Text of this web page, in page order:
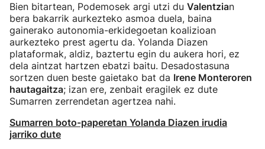
Bien bitartean, Podemosek argi utzi du Valentzian
bera bakarrik aurkezteko asmoa duela, baina
gainerako autonomia-erkidegoetan koalizioan
aurkezteko prest agertu da. Yolanda Diazen
plataformak, aldiz, baztertu egin du aukera hori, ez
dela aintzat hartzen ebatzi baitu. Desadostasuna
sortzen duen beste gaietako bat da Irene Monteroren
hautagaitza; izan ere, zenbait eragilek ez dute
Sumarren zerrendetan agertzea nahi.
Sumarren boto-paperetan Yolanda Diazen irudia
jarriko dute